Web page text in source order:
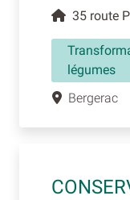
35 route
légumes
Bergerac